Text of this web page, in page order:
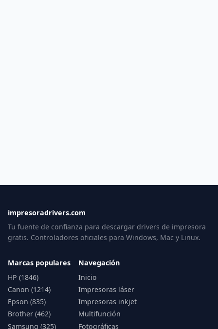
impresoradrivers.com
Tu fuente de confianza para descargar drivers de impresora
gratis. Controladores oficiales para Windows, Mac y Linux.
Marcas populares
HP (1846)
Canon (1214)
Epson (835)
Brother (462)
Samsung (325)
Navegación
Inicio
Impresoras láser
Impresoras inkjet
Multifunción
Fotográficas